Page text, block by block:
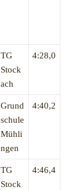
TG
Stock
ach
4:28,0
Grund
schule
Mühli
ngen
4:40,2
TG
Stock
4:46,4